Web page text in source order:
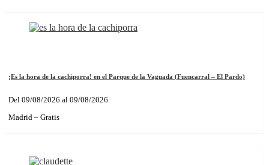
¡Es la hora de la cachiporra! en el Parque de la Vaguada (Fuencarral – El Pardo)
Del 09/08/2026 al 09/08/2026
Madrid – Gratis